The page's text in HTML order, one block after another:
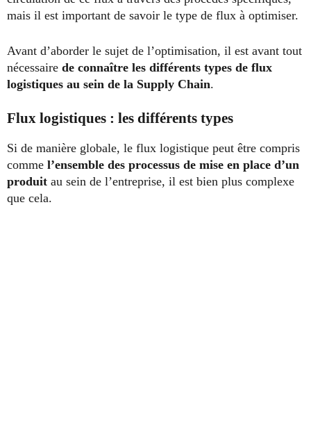
mais il est important de savoir le type de flux à optimiser.
Avant d’aborder le sujet de l’optimisation, il est avant tout
nécessaire de connaître les différents types de flux
logistiques au sein de la Supply Chain.
Flux logistiques : les différents types
Si de manière globale, le flux logistique peut être compris
comme l’ensemble des processus de mise en place d’un
produit au sein de l’entreprise, il est bien plus complexe
que cela.